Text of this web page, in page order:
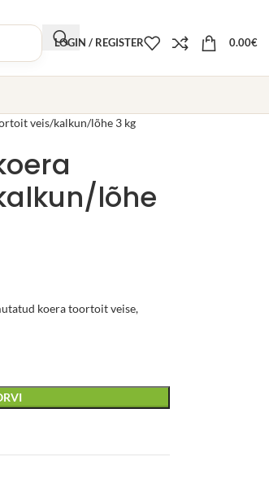
LOGIN / REGISTER 0.00€
veis/kalkun/lõhe 3 kg
lõhe
koera toortoit veise,